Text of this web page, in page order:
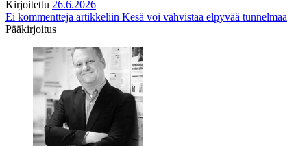
Kirjoitettu 26.6.2026
Ei kommentteja artikkeliin Kesä voi vahvistaa elpyvää tunnelmaa
Pääkirjoitus